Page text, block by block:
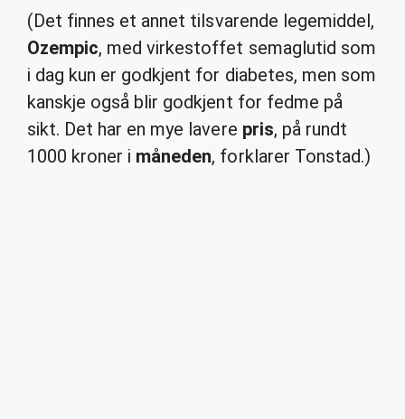
(Det finnes et annet tilsvarende legemiddel,
Ozempic, med virkestoffet semaglutid som
i dag kun er godkjent for diabetes, men som
kanskje også blir godkjent for fedme på
sikt. Det har en mye lavere pris, på rundt
1000 kroner i måneden, forklarer Tonstad.)